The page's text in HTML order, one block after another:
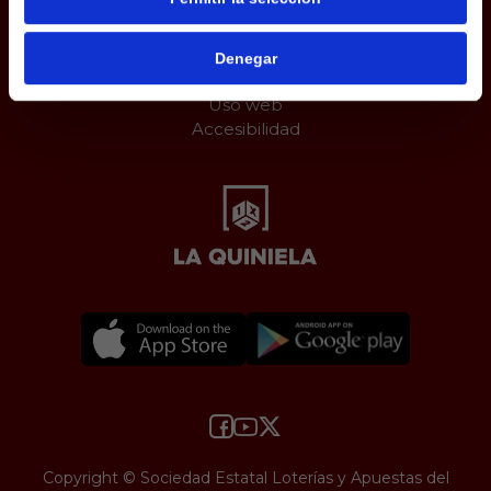
Denegar
Juego responsable
Aviso Legal
Política de Cookies
Protección de datos
Uso web
Accesibilidad
Copyright © Sociedad Estatal Loterías y Apuestas del